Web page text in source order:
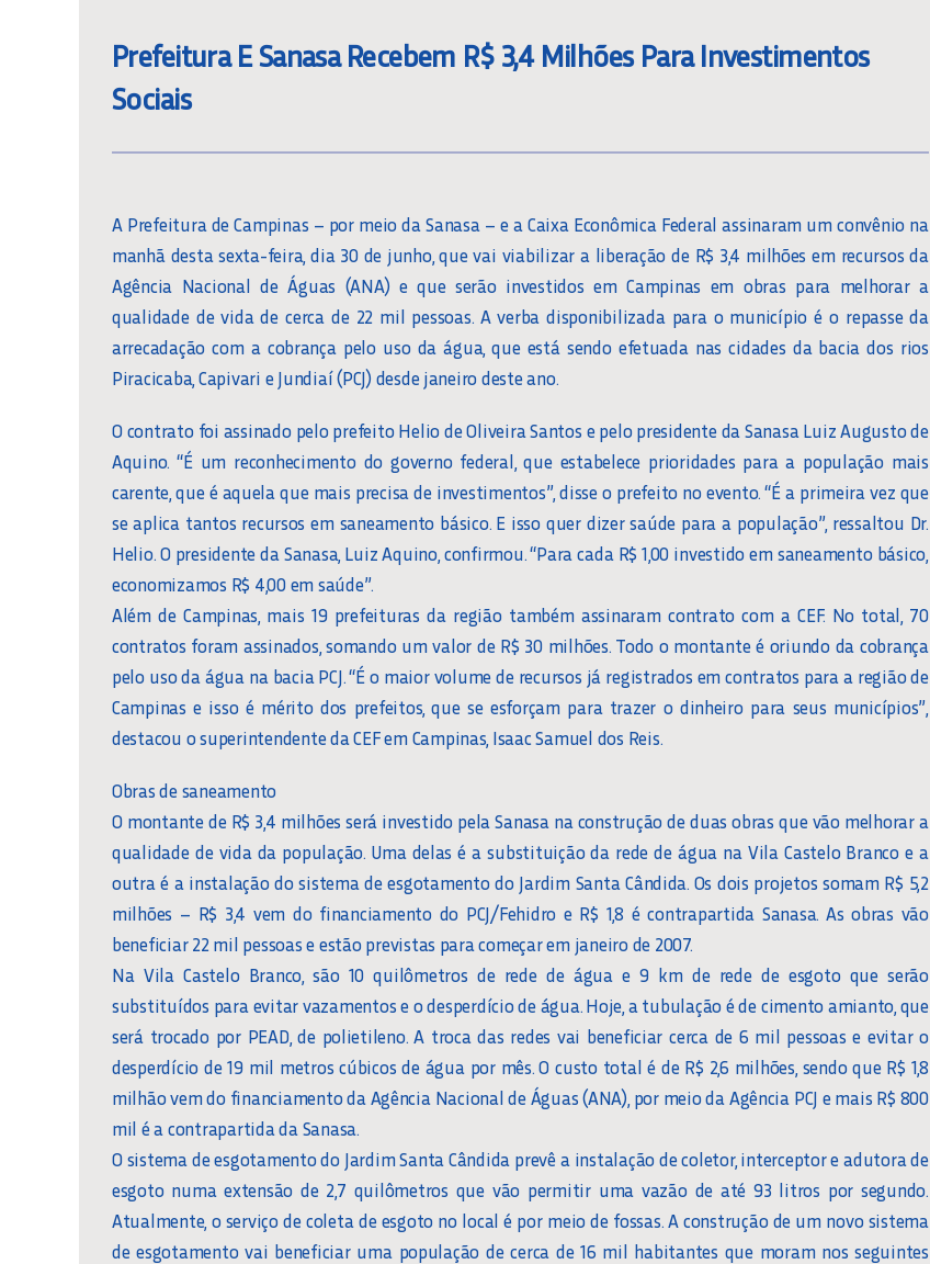
Prefeitura E Sanasa Recebem R$ 3,4 Milhões Para Investimentos
Sociais
A Prefeitura de Campinas – por meio da Sanasa – e a Caixa Econômica Federal assinaram um convênio na
manhã desta sexta-feira, dia 30 de junho, que vai viabilizar a liberação de R$ 3,4 milhões em recursos da
Agência Nacional de Águas (ANA) e que serão investidos em Campinas em obras para melhorar a
qualidade de vida de cerca de 22 mil pessoas. A verba disponibilizada para o município é o repasse da
arrecadação com a cobrança pelo uso da água, que está sendo efetuada nas cidades da bacia dos rios
Piracicaba, Capivari e Jundiaí (PCJ) desde janeiro deste ano.
O contrato foi assinado pelo prefeito Helio de Oliveira Santos e pelo presidente da Sanasa Luiz Augusto de
Aquino. “É um reconhecimento do governo federal, que estabelece prioridades para a população mais
carente, que é aquela que mais precisa de investimentos”, disse o prefeito no evento. “É a primeira vez que
se aplica tantos recursos em saneamento básico. E isso quer dizer saúde para a população”, ressaltou Dr.
Helio. O presidente da Sanasa, Luiz Aquino, confirmou. “Para cada R$ 1,00 investido em saneamento básico,
economizamos R$ 4,00 em saúde”.
Além de Campinas, mais 19 prefeituras da região também assinaram contrato com a CEF. No total, 70
contratos foram assinados, somando um valor de R$ 30 milhões. Todo o montante é oriundo da cobrança
pelo uso da água na bacia PCJ. “É o maior volume de recursos já registrados em contratos para a região de
Campinas e isso é mérito dos prefeitos, que se esforçam para trazer o dinheiro para seus municípios”,
destacou o superintendente da CEF em Campinas, Isaac Samuel dos Reis.
Obras de saneamento
O montante de R$ 3,4 milhões será investido pela Sanasa na construção de duas obras que vão melhorar a
qualidade de vida da população. Uma delas é a substituição da rede de água na Vila Castelo Branco e a
outra é a instalação do sistema de esgotamento do Jardim Santa Cândida. Os dois projetos somam R$ 5,2
milhões – R$ 3,4 vem do financiamento do PCJ/Fehidro e R$ 1,8 é contrapartida Sanasa. As obras vão
beneficiar 22 mil pessoas e estão previstas para começar em janeiro de 2007.
Na Vila Castelo Branco, são 10 quilômetros de rede de água e 9 km de rede de esgoto que serão
substituídos para evitar vazamentos e o desperdício de água. Hoje, a tubulação é de cimento amianto, que
será trocado por PEAD, de polietileno. A troca das redes vai beneficiar cerca de 6 mil pessoas e evitar o
desperdício de 19 mil metros cúbicos de água por mês. O custo total é de R$ 2,6 milhões, sendo que R$ 1,8
milhão vem do financiamento da Agência Nacional de Águas (ANA), por meio da Agência PCJ e mais R$ 800
mil é a contrapartida da Sanasa.
O sistema de esgotamento do Jardim Santa Cândida prevê a instalação de coletor, interceptor e adutora de
esgoto numa extensão de 2,7 quilômetros que vão permitir uma vazão de até 93 litros por segundo.
Atualmente, o serviço de coleta de esgoto no local é por meio de fossas. A construção de um novo sistema
de esgotamento vai beneficiar uma população de cerca de 16 mil habitantes que moram nos seguintes